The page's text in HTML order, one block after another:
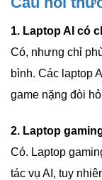
1. Laptop AI có
Có, nhưng chỉ
bình. Các laptop
game nặng đòi
2. Laptop
Có. Laptop
tác vụ AI, tuy